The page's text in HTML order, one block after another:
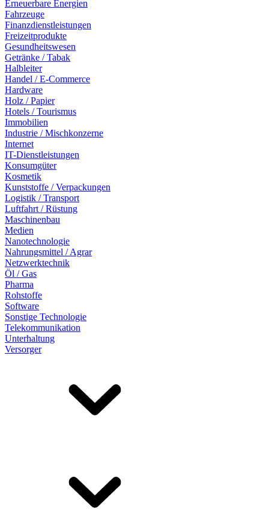
Erneuerbare Energien
Fahrzeuge
Finanzdienstleistungen
Freizeitprodukte
Gesundheitswesen
Getränke / Tabak
Halbleiter
Handel / E-Commerce
Hardware
Holz / Papier
Hotels / Tourismus
Immobilien
Industrie / Mischkonzerne
Internet
IT-Dienstleistungen
Konsumgüter
Kosmetik
Kunststoffe / Verpackungen
Logistik / Transport
Luftfahrt / Rüstung
Maschinenbau
Medien
Nanotechnologie
Nahrungsmittel / Agrar
Netzwerktechnik
Öl / Gas
Pharma
Rohstoffe
Software
Sonstige Technologie
Telekommunikation
Unterhaltung
Versorger